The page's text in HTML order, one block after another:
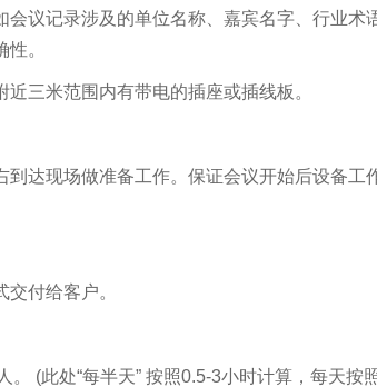
议记录涉及的单位名称、嘉宾名字、行业术
。
三米范围内有带电的插座或插线板。
达现场做准备工作。保证会议开始后设备工
付给客户。
。 (此处“每半天” 按照0.5-3小时计算，每天按